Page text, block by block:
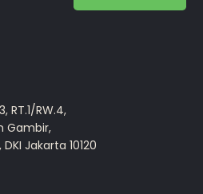
RT.1/RW.4,
Gambir,
Jakarta 10120